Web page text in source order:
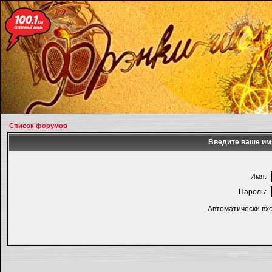
Список форумов
Введите ваше
Имя:
Пароль:
Автоматически